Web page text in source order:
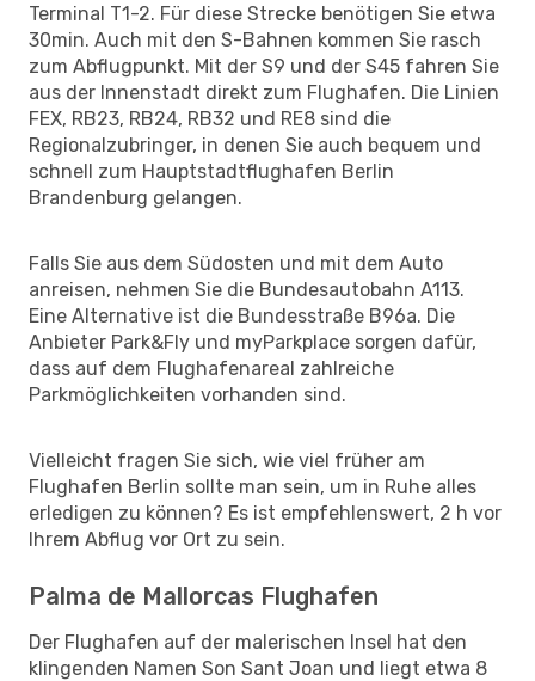
Terminal T1-2. Für diese Strecke benötigen Sie etwa
30min. Auch mit den S-Bahnen kommen Sie rasch
zum Abflugpunkt. Mit der S9 und der S45 fahren Sie
aus der Innenstadt direkt zum Flughafen. Die Linien
FEX, RB23, RB24, RB32 und RE8 sind die
Regionalzubringer, in denen Sie auch bequem und
schnell zum Hauptstadtflughafen Berlin
Brandenburg gelangen.
Falls Sie aus dem Südosten und mit dem Auto
anreisen, nehmen Sie die Bundesautobahn A113.
Eine Alternative ist die Bundesstraße B96a. Die
Anbieter Park&Fly und myParkplace sorgen dafür,
dass auf dem Flughafenareal zahlreiche
Parkmöglichkeiten vorhanden sind.
Vielleicht fragen Sie sich, wie viel früher am
Flughafen Berlin sollte man sein, um in Ruhe alles
erledigen zu können? Es ist empfehlenswert, 2 h vor
Ihrem Abflug vor Ort zu sein.
Palma de Mallorcas Flughafen
Der Flughafen auf der malerischen Insel hat den
klingenden Namen Son Sant Joan und liegt etwa 8